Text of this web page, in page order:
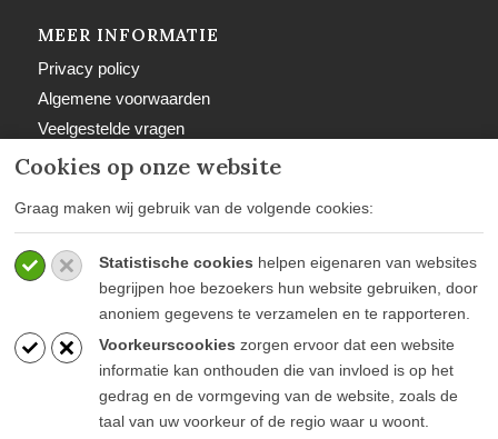
Cookies op onze website
Graag maken wij gebruik van de volgende cookies:
Statistische cookies helpen eigenaren van websites
begrijpen hoe bezoekers hun website gebruiken, door
anoniem gegevens te verzamelen en te rapporteren.
Voorkeurscookies zorgen ervoor dat een website
informatie kan onthouden die van invloed is op het
gedrag en de vormgeving van de website, zoals de
taal van uw voorkeur of de regio waar u woont.
MEER INFORMATIE
Privacy policy
Algemene voorwaarden
Veelgestelde vragen
Retourbeleid
BETAALWIJZEN
BLIJF OP DE HOOGTE